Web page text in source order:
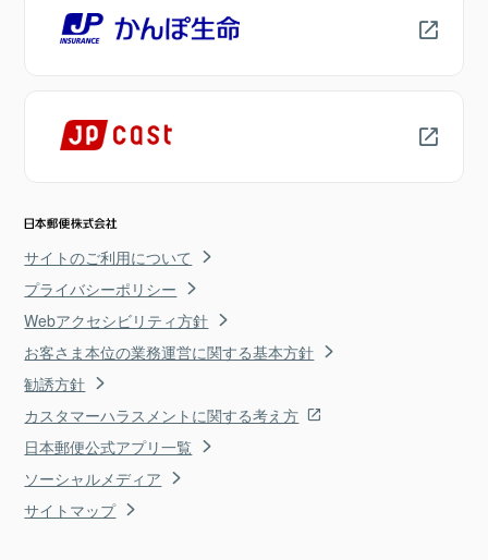
サイトのご利用について
プライバシーポリシー
Webアクセシビリティ方針
お客さま本位の業務運営に関する基本方針
勧誘方針
カスタマーハラスメントに関する考え方
日本郵便公式アプリ一覧
ソーシャルメディア
サイトマップ